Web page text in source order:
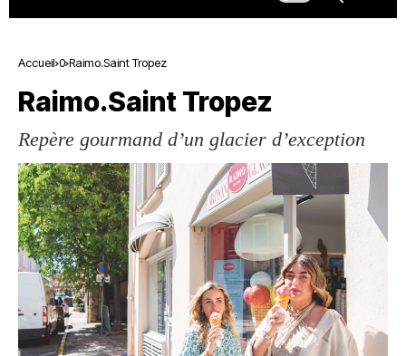
Accueil 0 Raimo.Saint Tropez
Raimo.Saint Tropez
Repère gourmand d’un glacier d’exception